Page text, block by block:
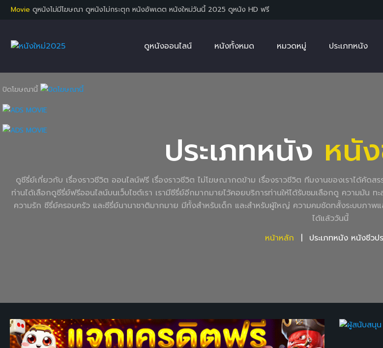
Movie ดูหนังไม่มีโฆษณา ดูหนังไม่กระตุก หนังอัพเดต หนังใหม่วันนี้ 2025 ดูหนัง HD ฟรี
ดูหนังออนไลน์ หนังทั้งหมด หมวดหมู่ ประเภทหนัง
ประเภทหนัง หนั
ดูซีรี่ย์เกี่ยวกับ เรื่องราวชีวิต ออนไลน์ฟรี เรื่องราวชีวิต ไม่โฆษณากดข้าม เรื่องราวชีวิต ทีมงานของเราได้คัด
ท่านได้เลือกดูซีรี่ย์ฟรีออนไลน์บนเว็บไซต์เรา เรามีซีรี่ย์อีกมากมายไว้คอยบริการท่านให้ได้รับชมเลือกดู ความมั
ความรัก ซีรี่ย์ครอบครัว และซีรี่ย์นานาชาติมากมาย มีทั้งสำหรับเด็ก และสำหรับผู้ใหญ่ ความคมชัดทสั้งระบบภา
ได้แล้ววันนี้
หน้าหลัก
ประเภทหนัง หนังชีวป
ปิดโฆษณานี้